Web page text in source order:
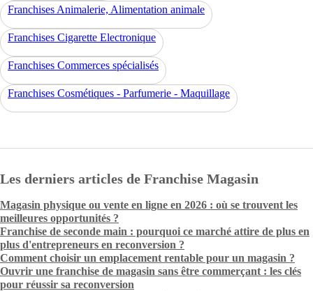
Franchises Animalerie, Alimentation animale
Franchises Cigarette Electronique
Franchises Commerces spécialisés
Franchises Cosmétiques - Parfumerie - Maquillage
Les derniers articles de Franchise Magasin
Magasin physique ou vente en ligne en 2026 : où se trouvent les
meilleures opportunités ?
Franchise de seconde main : pourquoi ce marché attire de plus en
plus d'entrepreneurs en reconversion ?
Comment choisir un emplacement rentable pour un magasin ?
Ouvrir une franchise de magasin sans être commerçant : les clés
pour réussir sa reconversion